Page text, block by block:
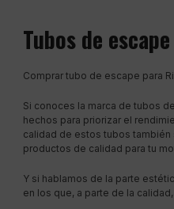
Tubos de
Comprar tubo de escape para
Si conoces la marca de tubos
hechos para priorizar el
calidad de estos tubos también
productos de calidad para tu
Y si hablamos de la parte
en los que, a parte de la